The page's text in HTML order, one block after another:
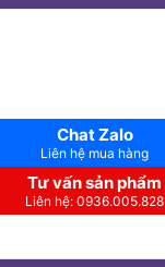
Chat Zalo
Liên hệ mua hàng
Tư vấn sản phẩm
Liên hệ: 0936.005.828